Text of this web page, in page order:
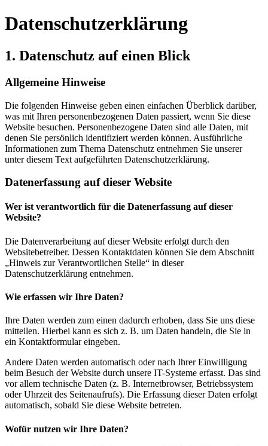
Datenschutz­erklärung
1. Datenschutz auf einen Blick
Allgemeine Hinweise
Die folgenden Hinweise geben einen einfachen Überblick darüber,
was mit Ihren personenbezogenen Daten passiert, wenn Sie diese
Website besuchen. Personenbezogene Daten sind alle Daten, mit
denen Sie persönlich identifiziert werden können. Ausführliche
Informationen zum Thema Datenschutz entnehmen Sie unserer
unter diesem Text aufgeführten Datenschutzerklärung.
Datenerfassung auf dieser Website
Wer ist verantwortlich für die Datenerfassung auf dieser
Website?
Die Datenverarbeitung auf dieser Website erfolgt durch den
Websitebetreiber. Dessen Kontaktdaten können Sie dem Abschnitt
„Hinweis zur Verantwortlichen Stelle“ in dieser
Datenschutzerklärung entnehmen.
Wie erfassen wir Ihre Daten?
Ihre Daten werden zum einen dadurch erhoben, dass Sie uns diese
mitteilen. Hierbei kann es sich z. B. um Daten handeln, die Sie in
ein Kontaktformular eingeben.
Andere Daten werden automatisch oder nach Ihrer Einwilligung
beim Besuch der Website durch unsere IT-Systeme erfasst. Das sind
vor allem technische Daten (z. B. Internetbrowser, Betriebssystem
oder Uhrzeit des Seitenaufrufs). Die Erfassung dieser Daten erfolgt
automatisch, sobald Sie diese Website betreten.
Wofür nutzen wir Ihre Daten?